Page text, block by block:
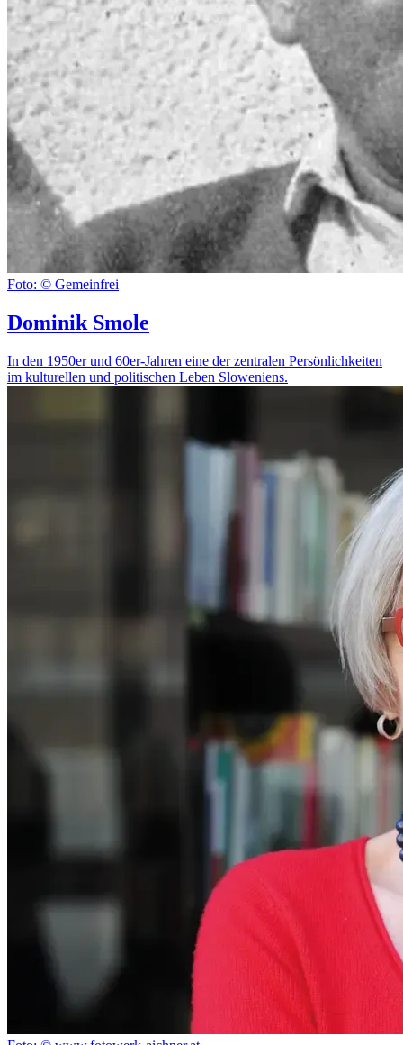
Foto: © Gemeinfrei
Dominik Smole
In den 1950er und 60er-Jahren eine der zentralen Persönlichkeiten
im kulturellen und politischen Leben Sloweniens.